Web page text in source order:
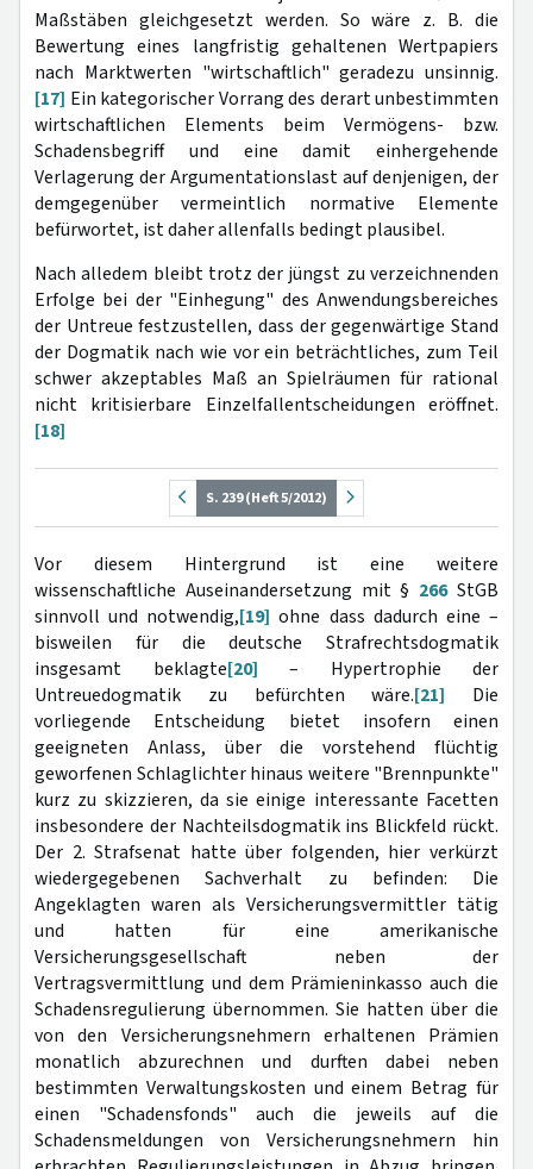
Maßstäben gleichgesetzt werden. So wäre z. B. die
Bewertung eines langfristig gehaltenen Wertpapiers
nach Marktwerten "wirtschaftlich" geradezu unsinnig.
[17] Ein kategorischer Vorrang des derart unbestimmten
wirtschaftlichen Elements beim Vermögens- bzw.
Schadensbegriff und eine damit einhergehende
Verlagerung der Argumentationslast auf denjenigen, der
demgegenüber vermeintlich normative Elemente
befürwortet, ist daher allenfalls bedingt plausibel.
Nach alledem bleibt trotz der jüngst zu verzeichnenden
Erfolge bei der "Einhegung" des Anwendungsbereiches
der Untreue festzustellen, dass der gegenwärtige Stand
der Dogmatik nach wie vor ein beträchtliches, zum Teil
schwer akzeptables Maß an Spielräumen für rational
nicht kritisierbare Einzelfallentscheidungen eröffnet.
[18]
S. 239 (Heft 5/2012)
Vor diesem Hintergrund ist eine weitere
wissenschaftliche Auseinandersetzung mit § 266StGB
sinnvoll und notwendig,[19] ohne dass dadurch eine –
bisweilen für die deutsche Strafrechtsdogmatik
insgesamt beklagte[20] – Hypertrophie der
Untreuedogmatik zu befürchten wäre.[21] Die
vorliegende Entscheidung bietet insofern einen
geeigneten Anlass, über die vorstehend flüchtig
geworfenen Schlaglichter hinaus weitere "Brennpunkte"
kurz zu skizzieren, da sie einige interessante Facetten
insbesondere der Nachteilsdogmatik ins Blickfeld rückt.
Der 2. Strafsenat hatte über folgenden, hier verkürzt
wiedergegebenen Sachverhalt zu befinden: Die
Angeklagten waren als Versicherungsvermittler tätig
und hatten für eine amerikanische
Versicherungsgesellschaft neben der
Vertragsvermittlung und dem Prämieninkasso auch die
Schadensregulierung übernommen. Sie hatten über die
von den Versicherungsnehmern erhaltenen Prämien
monatlich abzurechnen und durften dabei neben
bestimmten Verwaltungskosten und einem Betrag für
einen "Schadensfonds" auch die jeweils auf die
Schadensmeldungen von Versicherungsnehmern hin